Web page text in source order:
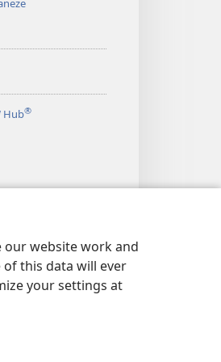
our website work and
of this data will ever
your settings at
Hub®